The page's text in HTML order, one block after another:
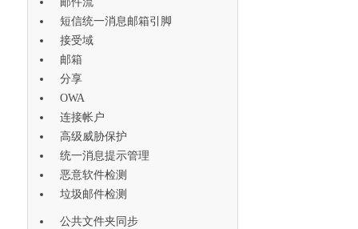
短信统一消息邮箱引脚
接受域
邮箱
分享
OWA
连接帐户
高级威胁保护
统一消息提示管理
恶意软件检测
垃圾邮件检测
公共文件夹同步